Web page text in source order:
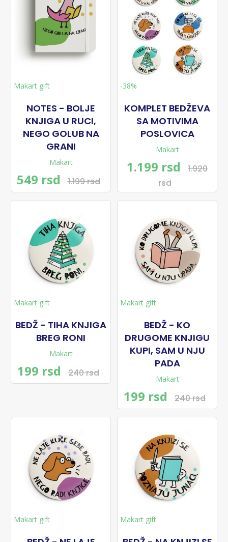
Makart gift
NOTES - BOLJE
KNJIGA U RUCI,
NEGO GOLUB NA
GRANI
Makart
549 rsd 1.199 rsd
-38%
KOMPLET BEDŽEVA
SA MOTIVIMA
POSLOVICA
Makart
1.199 rsd
1.920
rsd
Makart gift
BEDŽ - TIHA KNJIGA
BREG RONI
Makart
199 rsd 240 rsd
Makart gift
BEDŽ - KO
DRUGOME KNJIGU
KUPI, SAM U NJU
PADA
Makart
199 rsd 240 rsd
Makart gift Makart gift